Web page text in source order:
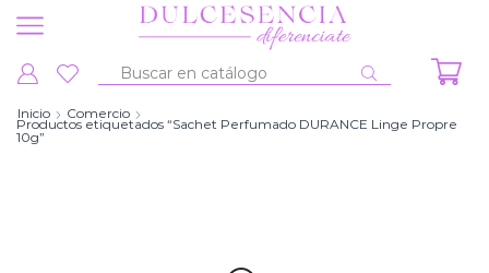
Entrada
búsqueda
Inicio Comercio
Productos etiquetados “Sachet Perfumado DURANCE Linge Propre
10g”